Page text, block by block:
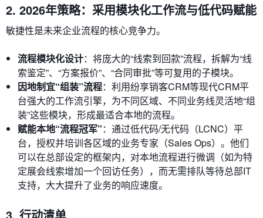
2. 2026年策略：采用模块化工作流与低代码赋能
敏捷性是未来企业流程的核心竞争力。
流程模块化设计：将庞大的“线索到回款”流程，拆解为“线
索鉴定”、“方案报价”、“合同审批”等可复用的子模块。
因地制宜“组装”流程：利用纷享销客CRM等现代CRM平
台强大的工作流引擎，为不同区域、不同业务线灵活地“组
装”这些模块，形成最适合本地的流程。
赋能本地“流程冠军”：通过低代码/无代码（LCNC）平
台，授权并培训各区域的业务专家（Sales Ops）。他们
可以在总部设定的框架内，对本地流程进行微调（如为特
定展会线索增加一个回访任务），而无需排队等待总部IT
支持，大大提升了业务的响应速度。